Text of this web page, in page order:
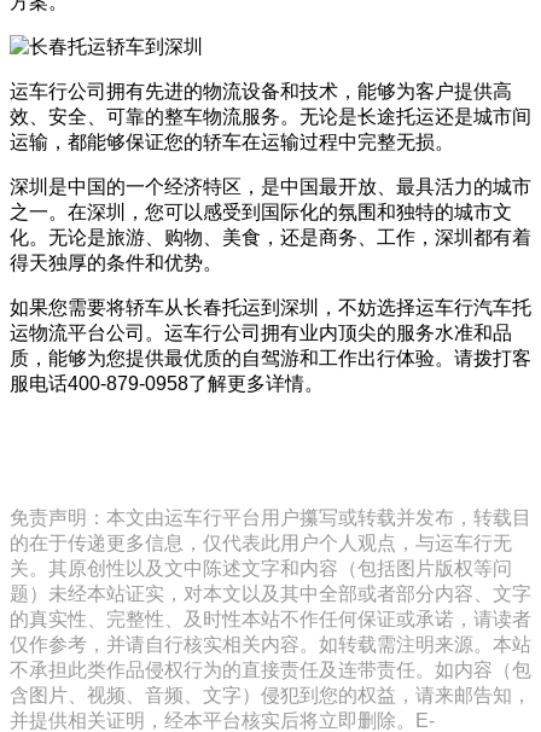
运车行公司拥有先进的物流设备和技术，能够为客户提供高
效、安全、可靠的整车物流服务。无论是长途托运还是城市间
运输，都能够保证您的轿车在运输过程中完整无损。
深圳是中国的一个经济特区，是中国最开放、最具活力的城市
之一。在深圳，您可以感受到国际化的氛围和独特的城市文
化。无论是旅游、购物、美食，还是商务、工作，深圳都有着
得天独厚的条件和优势。
如果您需要将轿车从长春托运到深圳，不妨选择运车行汽车托
运物流平台公司。运车行公司拥有业内顶尖的服务水准和品
质，能够为您提供最优质的自驾游和工作出行体验。请拨打客
服电话400-879-0958了解更多详情。
免责声明：本文由运车行平台用户攥写或转载并发布，转载目
的在于传递更多信息，仅代表此用户个人观点，与运车行无
关。其原创性以及文中陈述文字和内容（包括图片版权等问
题）未经本站证实，对本文以及其中全部或者部分内容、文字
的真实性、完整性、及时性本站不作任何保证或承诺，请读者
仅作参考，并请自行核实相关内容。如转载需注明来源。本站
不承担此类作品侵权行为的直接责任及连带责任。如内容（包
含图片、视频、音频、文字）侵犯到您的权益，请来邮告知，
并提供相关证明，经本平台核实后将立即删除。E-